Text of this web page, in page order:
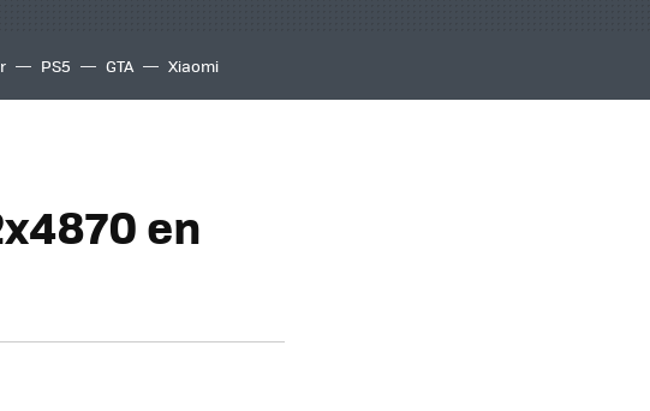
PS5 GTA Xiaomi
en